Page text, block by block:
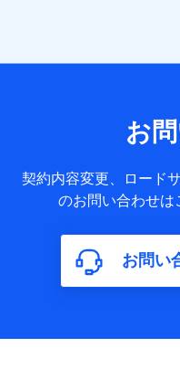
サービス提供等を通じて
基本情報
氏名、電話番号、メ
属性、連絡先、dポイ
構成、住所、dポイン
含まれます。
利用情報
ご契約状態・ご利用
関する情報、アプリ
お
契約内容変更、ロード
のお問い合わせは
お問い